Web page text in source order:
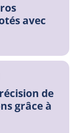
avec
de
grâce à